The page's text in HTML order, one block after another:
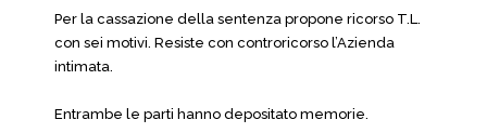
Per la cassazione della sentenza propone ricorso T.L.
con sei motivi. Resiste con controricorso l’Azienda
intimata.
Entrambe le parti hanno depositato memorie.